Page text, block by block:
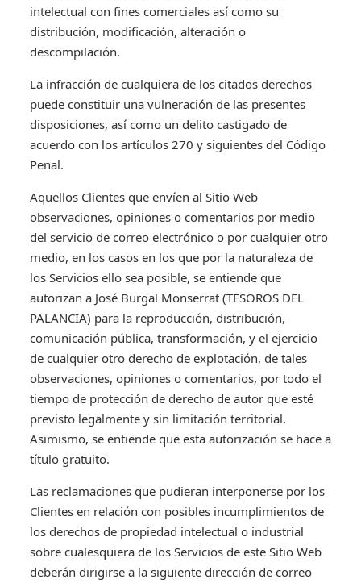
intelectual con fines comerciales así como su
distribución, modificación, alteración o
descompilación.
La infracción de cualquiera de los citados derechos
puede constituir una vulneración de las presentes
disposiciones, así como un delito castigado de
acuerdo con los artículos 270 y siguientes del Código
Penal.
Aquellos Clientes que envíen al Sitio Web
observaciones, opiniones o comentarios por medio
del servicio de correo electrónico o por cualquier otro
medio, en los casos en los que por la naturaleza de
los Servicios ello sea posible, se entiende que
autorizan a José Burgal Monserrat (TESOROS DEL
PALANCIA) para la reproducción, distribución,
comunicación pública, transformación, y el ejercicio
de cualquier otro derecho de explotación, de tales
observaciones, opiniones o comentarios, por todo el
tiempo de protección de derecho de autor que esté
previsto legalmente y sin limitación territorial.
Asimismo, se entiende que esta autorización se hace a
título gratuito.
Las reclamaciones que pudieran interponerse por los
Clientes en relación con posibles incumplimientos de
los derechos de propiedad intelectual o industrial
sobre cualesquiera de los Servicios de este Sitio Web
deberán dirigirse a la siguiente dirección de correo